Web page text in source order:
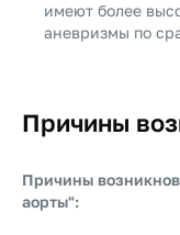
имеют более
аневризмы по
Причины
Причины
аорты":